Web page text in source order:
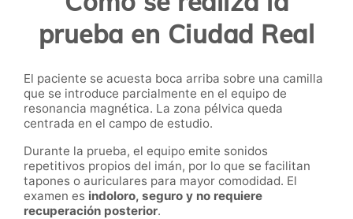
prueba en Ciudad Real
El paciente se acuesta boca arriba sobre una camilla
que se introduce parcialmente en el equipo de
resonancia magnética. La zona pélvica queda
centrada en el campo de estudio.
Durante la prueba, el equipo emite sonidos
repetitivos propios del imán, por lo que se facilitan
tapones o auriculares para mayor comodidad. El
examen es indoloro, seguro y no requiere
recuperación posterior.